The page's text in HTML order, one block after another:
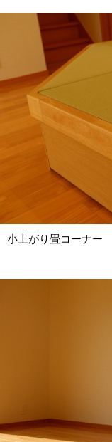
小上がり畳コーナー